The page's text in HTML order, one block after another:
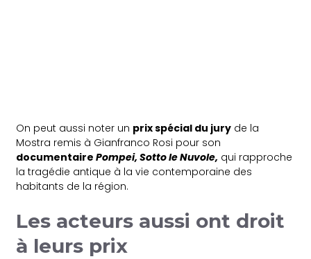
On peut aussi noter un prix spécial du jury de la
Mostra remis à Gianfranco Rosi pour son
documentairePompei, Sotto le Nuvole, qui rapproche
la tragédie antique à la vie contemporaine des
habitants de la région.
Les acteurs aussi ont droit
à leurs prix